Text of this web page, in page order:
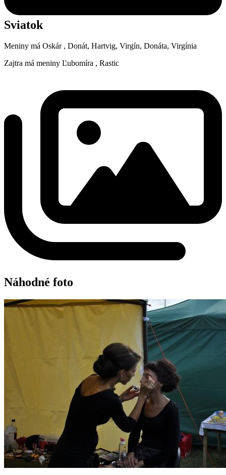
Sviatok
Meniny má Oskár , Donát, Hartvig, Virgín, Donáta, Virgínia
Zajtra má meniny Ľubomíra , Rastic
Náhodné foto